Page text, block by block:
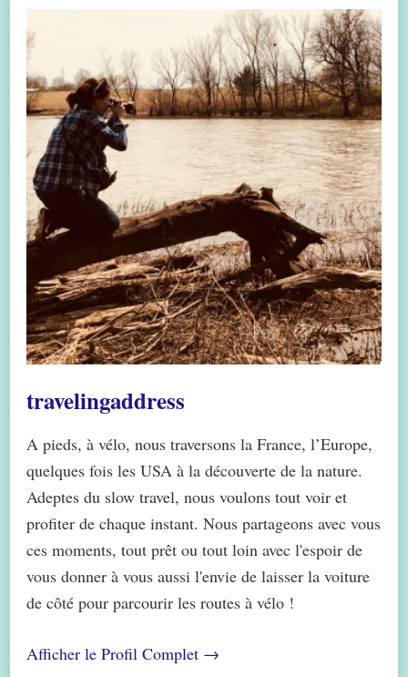
travelingaddress
A pieds, à vélo, nous traversons la France, l’Europe,
quelques fois les USA à la découverte de la nature.
Adeptes du slow travel, nous voulons tout voir et
profiter de chaque instant. Nous partageons avec vous
ces moments, tout prêt ou tout loin avec l'espoir de
vous donner à vous aussi l'envie de laisser la voiture
de côté pour parcourir les routes à vélo !
Afficher le Profil Complet →